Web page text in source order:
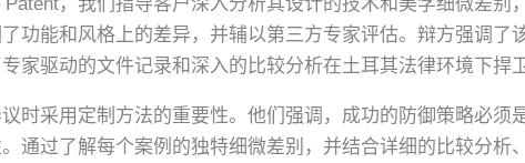
功能和风格上的差异，并辅以第三方专家评估。辩方强调了
家驱动的文件记录和深入的比较分析在土耳其法律环境下捍
时采用定制方法的重要性。他们强调，成功的防御策略必须
通过了解每个案例的独特细微差别，并结合详细的比较分析